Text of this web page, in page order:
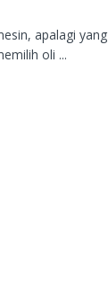
apalagi yang
oli ...